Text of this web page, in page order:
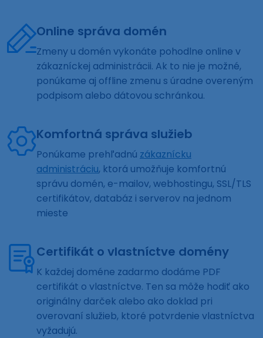
Online správa domén
Zmeny u domén vykonáte pohodlne online v
zákazníckej administrácii. Ak to nie je možné,
ponúkame aj offline zmenu s úradne overeným
podpisom alebo dátovou schránkou.
Komfortná správa služieb
Ponúkame prehľadnú zákaznícku
administráciu, ktorá umožňuje komfortnú
správu domén, e-mailov, webhostingu, SSL/TLS
certifikátov, databáz i serverov na jednom
mieste
Certifikát o vlastníctve domény
K každej doméne zadarmo dodáme PDF
certifikát o vlastníctve. Ten sa môže hodiť ako
originálny darček alebo ako doklad pri
overovaní služieb, ktoré potvrdenie vlastníctva
vyžadujú.